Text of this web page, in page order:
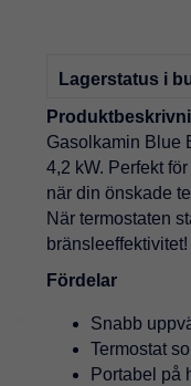
Lagerstatus i
Gasolkamin Blue
4,2 kW. Perfekt
när din önskade
När termostaten
bränsleeffektivitet!
Fördelar
Snabb
Termostat
Portabel på